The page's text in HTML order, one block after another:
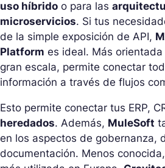
uso híbrido o para las
microservicios. Si tus
de la simple exposición de API,
Platform es ideal. Más
gran escala, permite conectar
información a través de flujos
Esto permite conectar tus ERP,
heredados. Además, MuleSoft
en los aspectos de gobernanza,
documentación. Menos